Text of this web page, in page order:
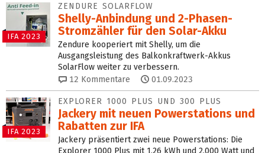
IFA 2023
ZENDURE SOLARFLOW
Shelly-Anbindung und 2-Phasen-
Stromzähler für den Solar-Akku
Zendure kooperiert mit Shelly, um die
Ausgangsleistung des Balkonkraftwerk-Akkus
SolarFlow weiter zu verbessern.
12 Kommentare 01.09.2023
IFA 2023
EXPLORER 1000 PLUS UND 300 PLUS
Jackery mit neuen Power­stations und
Rabatten zur IFA
Jackery präsentiert zwei neue Powerstations: Die
Explorer 1000 Plus mit 1,26 kWh und 2.000 Watt und